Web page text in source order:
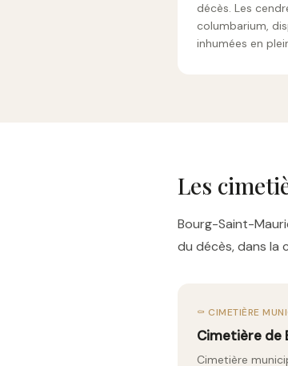
décès. Les
columbarium,
inhumées en
Les
Bourg-Saint-
du décès, dans la
⚰️ CIMETIÈRE
Cimetière de
Cimetière